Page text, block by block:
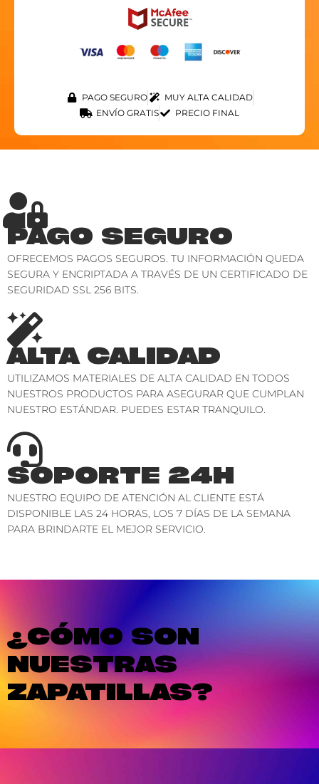
PAGO SEGURO
MUY ALTA CALIDAD
ENVÍO GRATIS
PRECIO FINAL
PAGO SEGURO
OFRECEMOS PAGOS SEGUROS. TU INFORMACIÓN QUEDA
SEGURA Y ENCRIPTADA A TRAVÉS DE UN CERTIFICADO DE
SEGURIDAD SSL 256 BITS.
ALTA CALIDAD
UTILIZAMOS MATERIALES DE ALTA CALIDAD EN TODOS
NUESTROS PRODUCTOS PARA ASEGURAR QUE CUMPLAN
NUESTRO ESTÁNDAR. PUEDES ESTAR TRANQUILO.
SOPORTE 24H
NUESTRO EQUIPO DE ATENCIÓN AL CLIENTE ESTÁ
DISPONIBLE LAS 24 HORAS, LOS 7 DÍAS DE LA SEMANA
PARA BRINDARTE EL MEJOR SERVICIO.
¿CÓMO SON
NUESTRAS
ZAPATILLAS?